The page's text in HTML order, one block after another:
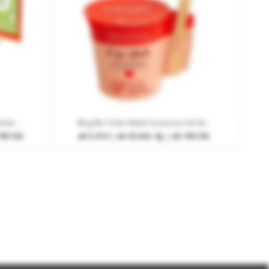
Stk. ab | ab 20 Arb.-Tg. | ab 100 Stk.